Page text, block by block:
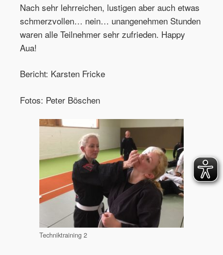
Nach sehr lehrreichen, lustigen aber auch etwas
schmerzvollen… nein… unangenehmen Stunden
waren alle Teilnehmer sehr zufrieden. Happy
Aua!
Bericht: Karsten Fricke
Fotos: Peter Böschen
Techniktraining 2